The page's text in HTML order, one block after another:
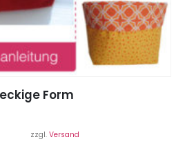
Form
zzgl. Versand